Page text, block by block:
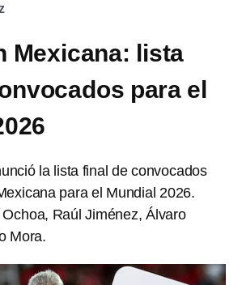
Mexicana: lista
para el
la lista final de convocados
para el Mundial 2026.
Raúl Jiménez, Álvaro
Mora.